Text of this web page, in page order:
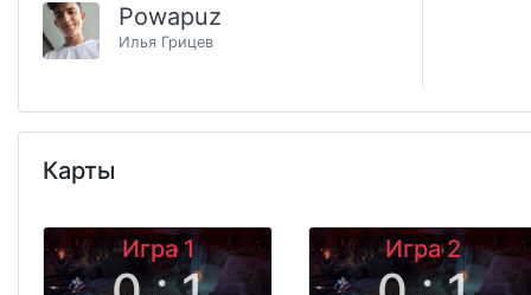
Powapuz
Илья Грицев
Карты
Игра 1 Игра 2